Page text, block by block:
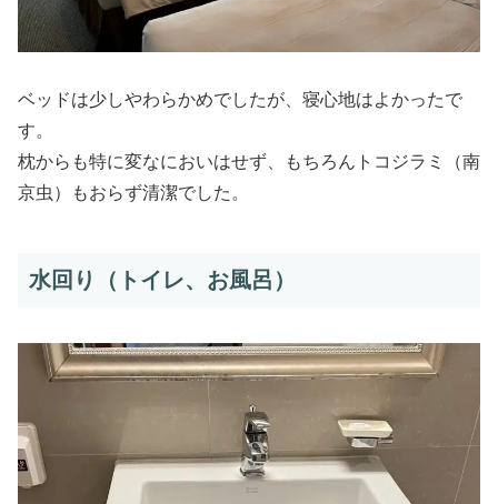
ベッドは少しやわらかめでしたが、寝心地はよかったで
す。
枕からも特に変なにおいはせず、もちろんトコジラミ（南
京虫）もおらず清潔でした。
水回り（トイレ、お風呂）